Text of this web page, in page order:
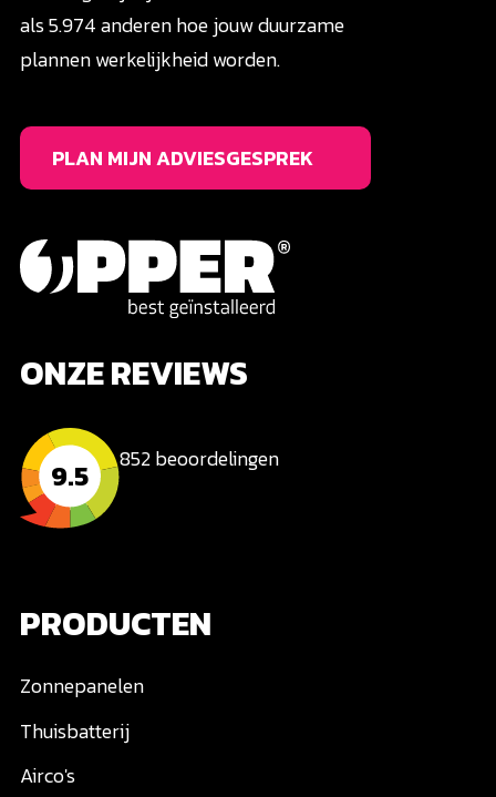
als 5.974 anderen hoe jouw duurzame
plannen werkelijkheid worden.
PLAN MIJN ADVIESGESPREK
ONZE REVIEWS
9.5 852 beoordelingen
PRODUCTEN
Zonnepanelen
Thuisbatterij
Airco's